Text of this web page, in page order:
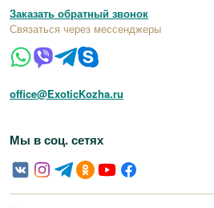
Заказать обратный звонок
Связаться через мессенджеры
office@ExoticKozha.ru
Мы в соц. сетях